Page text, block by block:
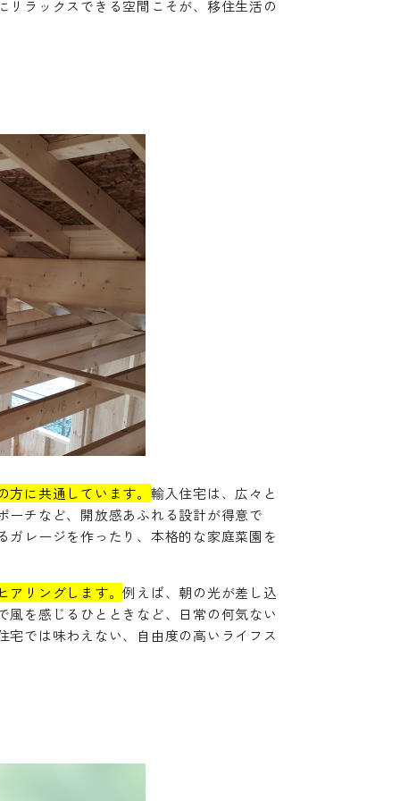
ラックスできる空間こそが、移住生活の
に共通しています。 輸入住宅は、広々と
チなど、開放感あふれる設計が得意で
レージを作ったり、本格的な家庭菜園を
アリングします。例えば、朝の光が差し込
を感じるひとときなど、日常の何気ない
では味わえない、自由度の高いライフス